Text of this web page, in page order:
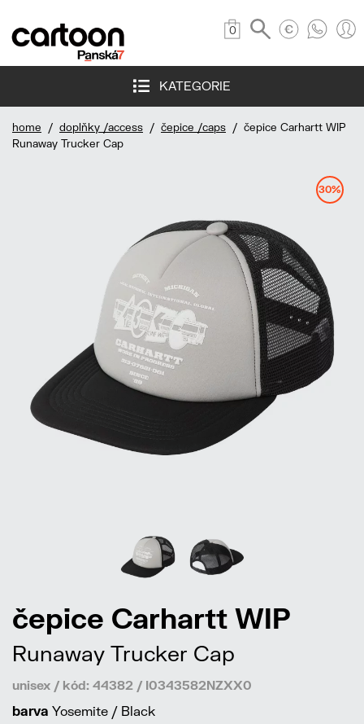
0
KATEGORIE
home / doplňky /access / čepice /caps / čepice Carhartt WIP
Runaway Trucker Cap
30%
čepice Carhartt WIP
Runaway Trucker Cap
unisex / kód: 44382 / I0343582NZXX0
barva Yosemite / Black